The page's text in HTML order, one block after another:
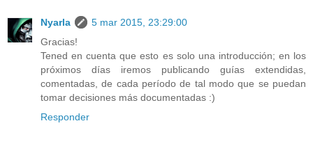
Nyarla
5 mar 2015, 23:29:00
Gracias!
Tened en cuenta que esto es solo una introducción; en los
próximos días iremos publicando guías extendidas,
comentadas, de cada período de tal modo que se puedan
tomar decisiones más documentadas :)
Responder